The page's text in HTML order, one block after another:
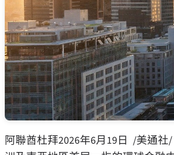
阿聯酋杜拜2026年6月19日 /美通社